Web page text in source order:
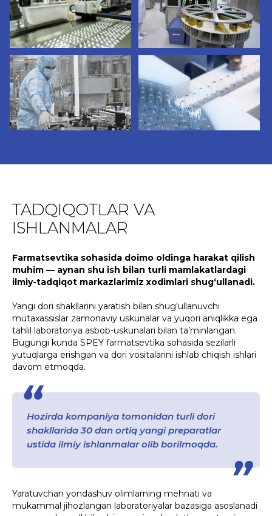
TADQIQOTLAR VA
ISHLANMALAR
Farmatsevtika sohasida doimo oldinga harakat qilish
muhim — aynan shu ish bilan turli mamlakatlardagi
ilmiy-tadqiqot markazlarimiz xodimlari shug‘ullanadi.
Yangi dori shakllarini yaratish bilan shug‘ullanuvchi
mutaxassislar zamonaviy uskunalar va yuqori aniqlikka ega
tahlil laboratoriya asbob-uskunalari bilan ta’minlangan.
Bugungi kunda SPEY farmatsevtika sohasida sezilarli
yutuqlarga erishgan va dori vositalarini ishlab chiqish ishlari
davom etmoqda.
Hozirda kompaniya tomonidan turli dori
shakllarida 30 dan ortiq yangi preparatlar
ustida ilmiy ishlanmalar olib borilmoqda.
Yaratuvchan yondashuv olimlarning mehnati va
mukammal jihozlangan laboratoriyalar bazasiga asoslanadi